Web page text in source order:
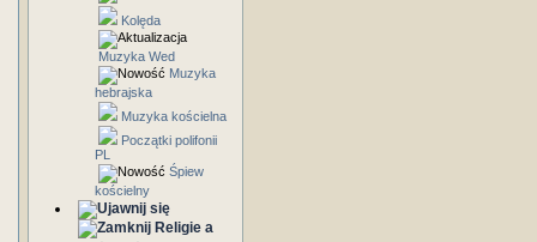
Kolęda
Muzyka Wed
Muzyka
hebrajska
Muzyka kościelna
Początki polifonii
PL
Śpiew
kościelny
Religie a